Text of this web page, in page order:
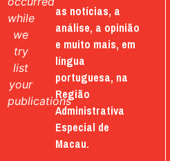
while
we
try
list
your
publications
as notícias, a
análise, a opinião
e muito mais, em
língua
portuguesa, na
Região
Administrativa
Especial de
Macau.